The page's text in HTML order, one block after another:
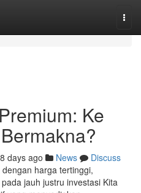
Ke
days ago News
Discuss
harga tertinggi,
jauh justru investasi Kita